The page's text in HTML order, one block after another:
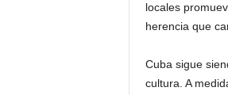
locales
herencia que
Cuba sigue
cultura. A